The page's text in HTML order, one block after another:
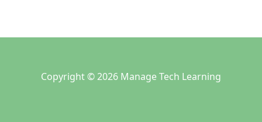
Copyright © 2026 Manage Tech Learning